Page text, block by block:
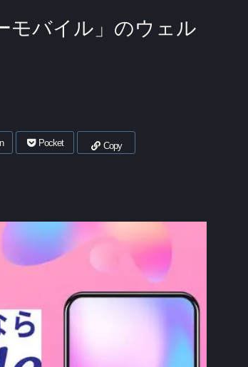
モバイル」のウェル
Pocket Copy